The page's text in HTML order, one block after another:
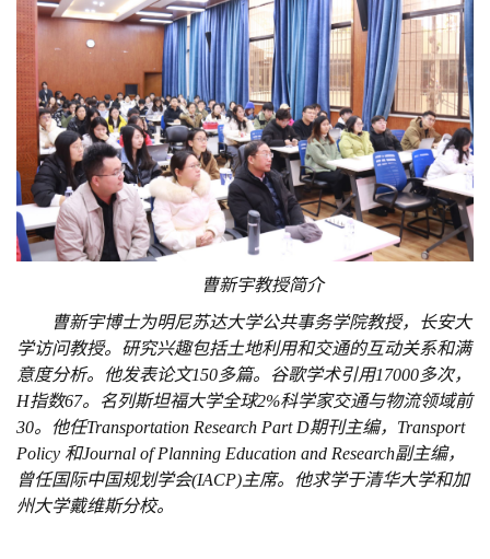
曹新宇教授简介
曹新宇博士为明尼苏达大学公共事务学院教授，长安大
学访问教授。研究兴趣包括土地利用和交通的互动关系和满
意度分析。他发表论文150多篇。谷歌学术引用17000多次，
H指数67。名列斯坦福大学全球2%科学家交通与物流领域前
30。他任Transportation Research Part D期刊主编，Transport
Policy 和Journal of Planning Education and Research副主编，
曾任国际中国规划学会(IACP)主席。他求学于清华大学和加
州大学戴维斯分校。